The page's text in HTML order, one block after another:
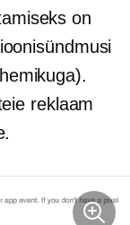
on
reklaam